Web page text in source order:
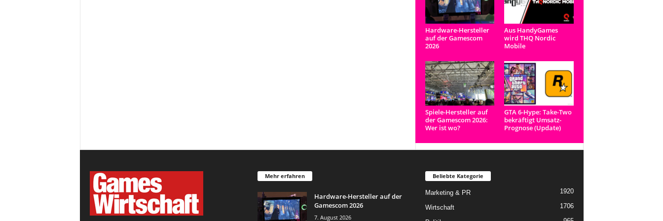
Hardware-Hersteller
auf der Gamescom
2026
Aus HandyGames
wird THQ Nordic
Mobile
Spiele-Hersteller auf
der Gamescom 2026:
Wer ist wo?
GTA 6-Hype: Take-Two
bekräftigt Umsatz-
Prognose (Update)
Mehr erfahren
Hardware-Hersteller auf der
Gamescom 2026
7. August 2026
Beliebte Kategorie
Marketing & PR 1920
Wirtschaft 1706